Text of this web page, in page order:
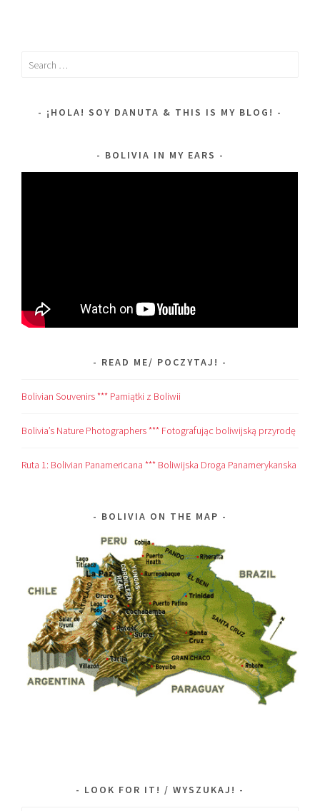
Search
¡HOLA! SOY DANUTA & THIS IS MY BLOG!
BOLIVIA IN MY EARS
READ ME/ POCZYTAJ!
Bolivian Souvenirs *** Pamiątki z Boliwii
Bolivia’s Nature Photographers *** Fotografując boliwijską przyrodę
Ruta 1: Bolivian Panamericana *** Boliwijska Droga Panamerykanska
BOLIVIA ON THE MAP
LOOK FOR IT! / WYSZUKAJ!